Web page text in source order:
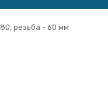
резьба - 60 мм